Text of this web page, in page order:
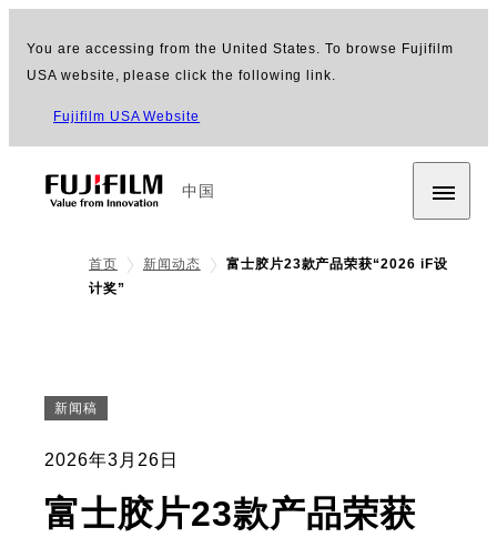
You are accessing from the United States. To browse Fujifilm
USA website, please click the following link.
Fujifilm USA Website
中国
首页 新闻动态
富士胶片23款产品荣获“2026 iF设
计奖”
新闻稿
2026年3月26日
富士胶片23款产品荣获